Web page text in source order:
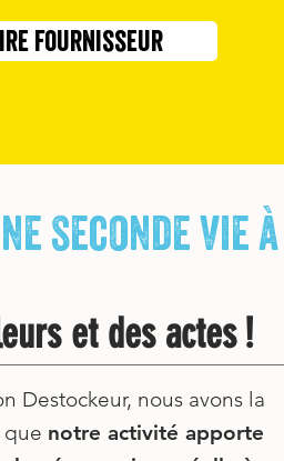
fournisseur
seconde vie
et des actes !
Destockeur, nous avons la
que notre activité apporte